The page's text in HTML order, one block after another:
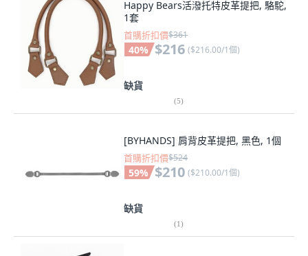
Happy Bears活潑托特皮革提把, 駱駝,
1套
首購折扣價$361
40% $216 ($216.00/1個)
缺貨
(5)
[BYHANDS] 肩背皮革提把, 黑色, 1個
首購折扣價$524
59% $210 ($210.00/1個)
缺貨
(1)